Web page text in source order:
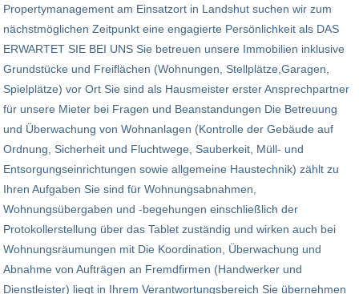
Propertymanagement am Einsatzort in Landshut suchen wir zum
nächstmöglichen Zeitpunkt eine engagierte Persönlichkeit als DAS
ERWARTET SIE BEI UNS Sie betreuen unsere Immobilien inklusive
Grundstücke und Freiflächen (Wohnungen, Stellplätze,Garagen,
Spielplätze) vor Ort Sie sind als Hausmeister erster Ansprechpartner
für unsere Mieter bei Fragen und Beanstandungen Die Betreuung
und Überwachung von Wohnanlagen (Kontrolle der Gebäude auf
Ordnung, Sicherheit und Fluchtwege, Sauberkeit, Müll- und
Entsorgungseinrichtungen sowie allgemeine Haustechnik) zählt zu
Ihren Aufgaben Sie sind für Wohnungsabnahmen,
Wohnungsübergaben und -begehungen einschließlich der
Protokollerstellung über das Tablet zuständig und wirken auch bei
Wohnungsräumungen mit Die Koordination, Überwachung und
Abnahme von Aufträgen an Fremdfirmen (Handwerker und
Dienstleister) liegt in Ihrem Verantwortungsbereich Sie übernehmen